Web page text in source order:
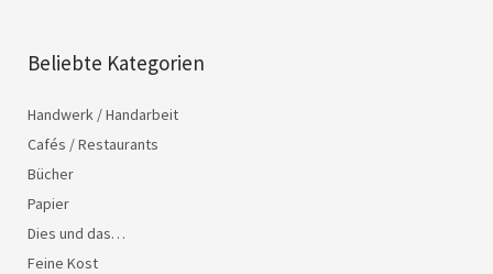
Beliebte Kategorien
Handwerk / Handarbeit
Cafés / Restaurants
Bücher
Papier
Dies und das…
Feine Kost